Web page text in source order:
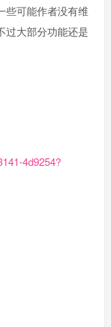
些可能作者没有维
过大部分功能还是
4d9254?